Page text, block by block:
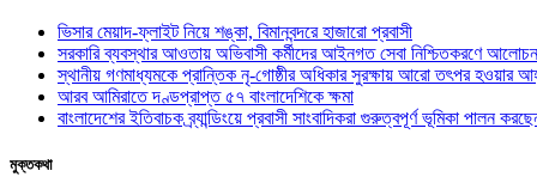
ভিসার মেয়াদ-ফ্লাইট নিয়ে শঙ্কা, বিমানবন্দরে হাজারো প্রবাসী
সরকারি ব্যবস্থার আওতায় অভিবাসী কর্মীদের আইনগত সেবা নিশ্চিতকরণে
স্থানীয় গণমাধ্যমকে প্রান্তিক নৃ-গোষ্ঠীর অধিকার সুরক্ষায় আরো তৎপর হওয়ার
আরব আমিরাতে দণ্ডপ্রাপ্ত ৫৭ বাংলাদেশিকে ক্ষমা
বাংলাদেশের ইতিবাচক ব্র্যান্ডিংয়ে প্রবাসী সাংবাদিকরা গুরুত্বপূর্ণ ভূমিকা পালন
মুক্তকথা